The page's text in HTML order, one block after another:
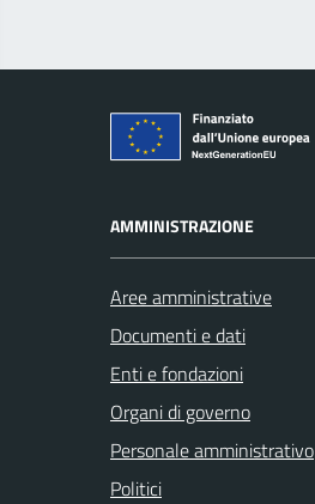
AMMINISTRAZIONE
Aree amministrative
Documenti e dati
Enti e fondazioni
Organi di governo
Personale amministrativo
Politici